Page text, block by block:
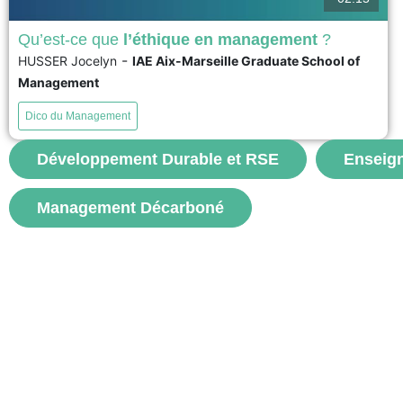
L’Ethique en management apparaît de façon évidente
lorsque les règles, les lois et les codes de déontologie
ne suffisent plus pour discerner et prendre la bonne
décision dans des situations complexes, voire
dilemmes. Elle se pose comme une processus cognitif et
émotionnel pour apporter une réponse adaptée et mise
en...
Qu’est-ce que l’éthique en management ?
HUSSER Jocelyn - IAE Aix-Marseille Graduate School of
Management
Dico du Management
Développement Durable et RSE
Management Décarboné